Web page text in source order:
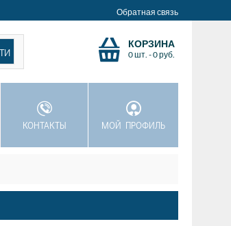
Обратная связь
КОРЗИНА
0 шт. -0руб.
КОНТАКТЫ МОЙ ПРОФИЛЬ